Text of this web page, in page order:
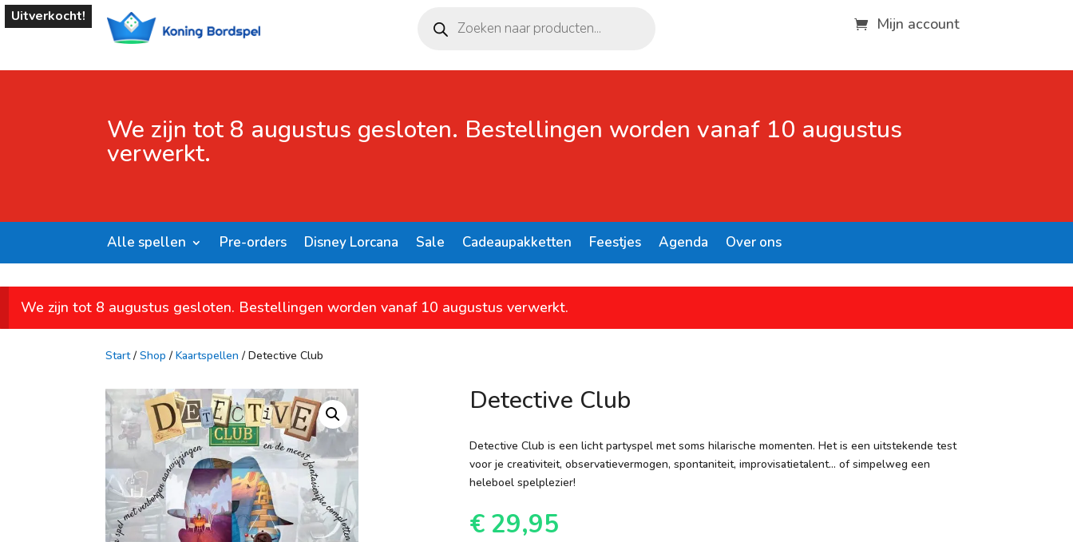
zoeken Mijn account
We zijn tot 8 augustus gesloten. Bestellingen worden vanaf 10 augustus
verwerkt.
Alle spellen Pre-orders Disney Lorcana Sale Cadeaupakketten Feestjes Agenda Over ons
We zijn tot 8 augustus gesloten. Bestellingen worden vanaf 10 augustus verwerkt.
Uitverkocht!
Start/ Shop / Kaartspellen / Detective Club
Detective Club
Detective Club is een licht partyspel met soms hilarische momenten. Het is een uitstekende test
voor je creativiteit, observatievermogen, spontaniteit, improvisatietalent… of simpelweg een
heleboel spelplezier!
€29,95